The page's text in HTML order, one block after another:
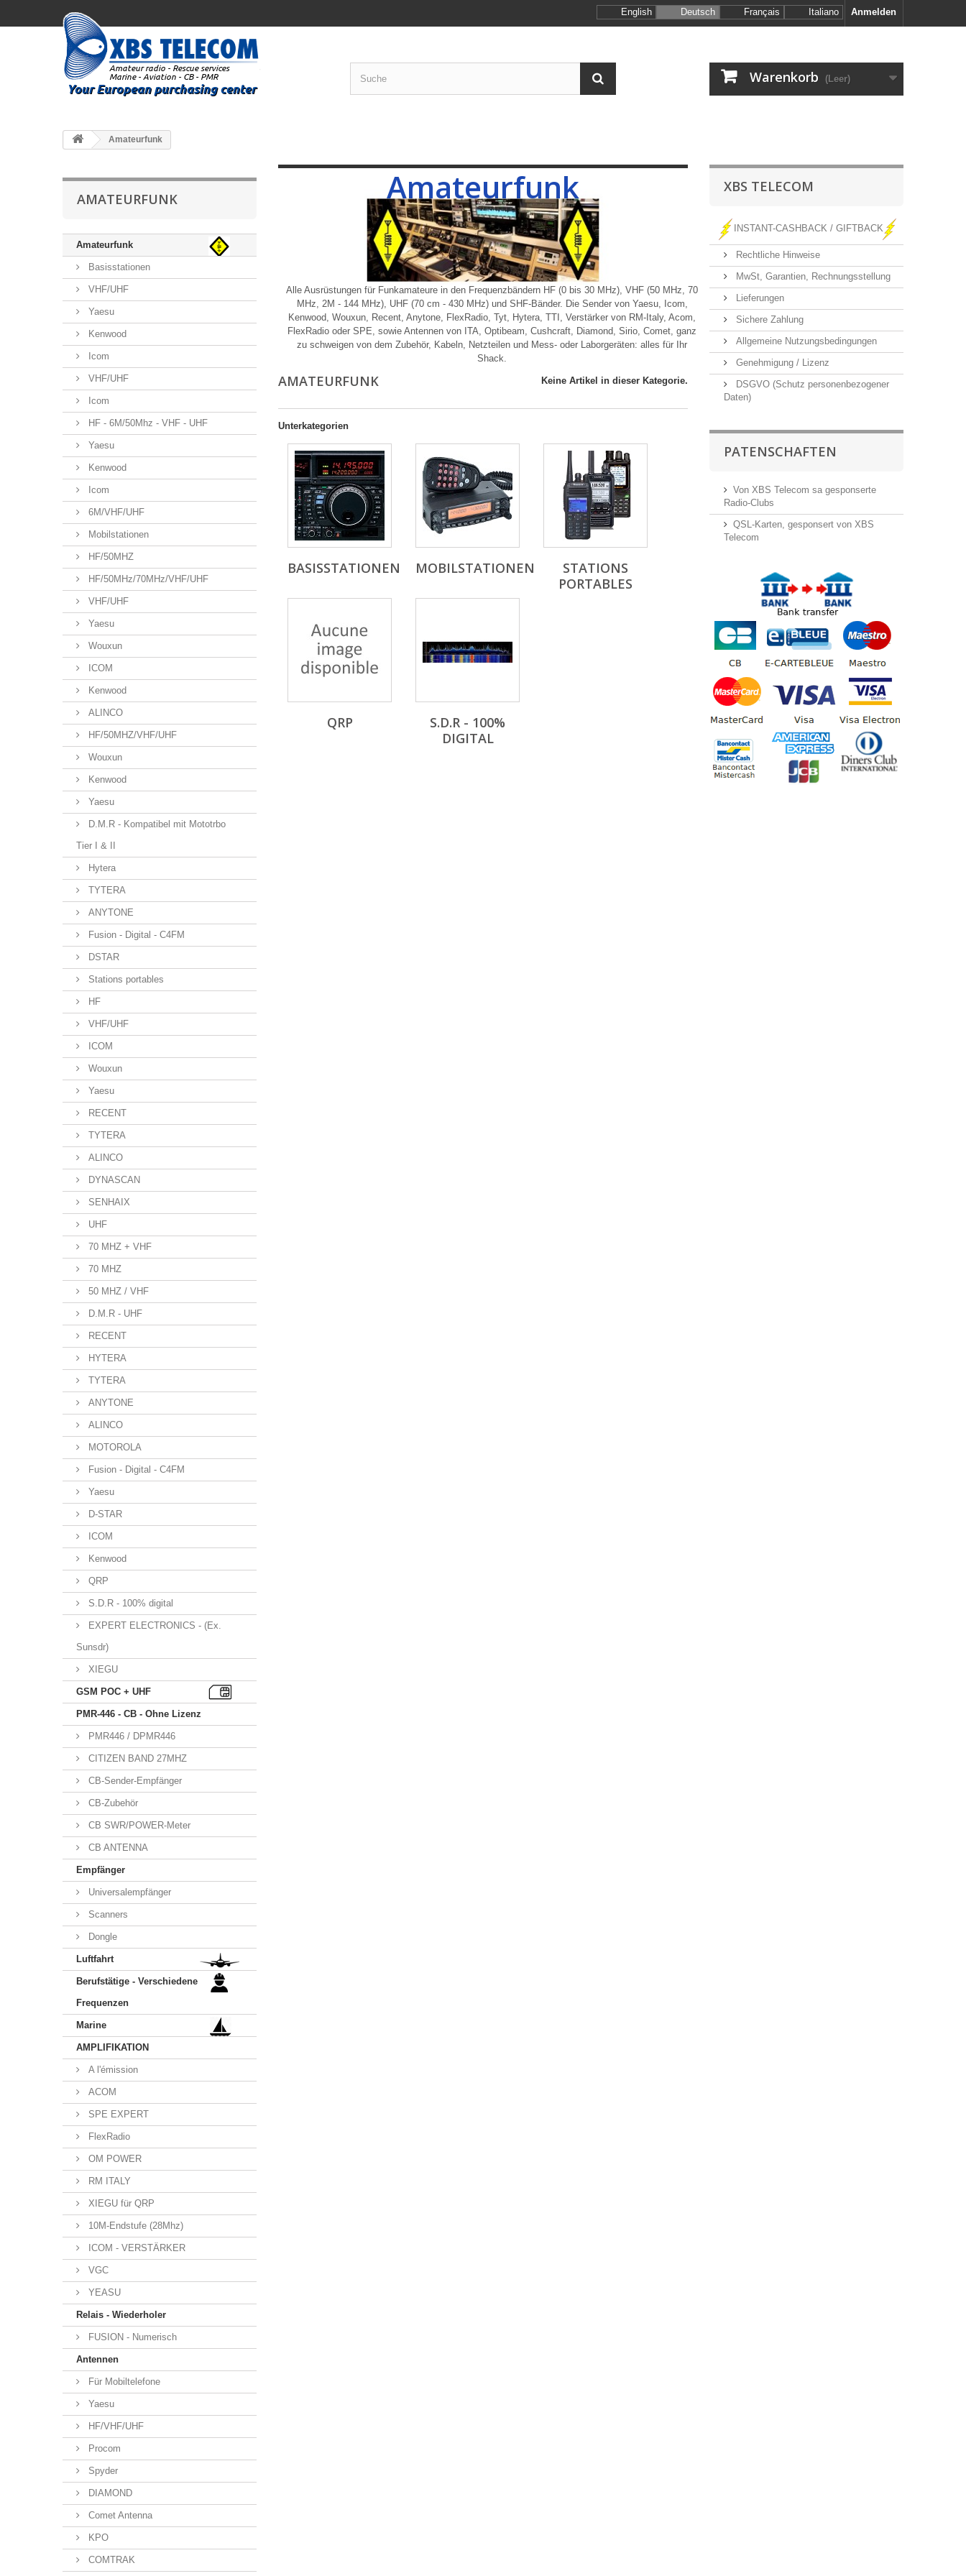
Anmelden
English Deutsch Français Italiano
Warenkorb (Leer)
Amateurfunk
AMATEURFUNK
Amateurfunk
Basisstationen
VHF/UHF
Yaesu
Kenwood
Icom
VHF/UHF
Icom
HF - 6M/50Mhz - VHF - UHF
Yaesu
Kenwood
Icom
6M/VHF/UHF
Mobilstationen
HF/50MHZ
HF/50MHz/70MHz/VHF/UHF
VHF/UHF
Yaesu
Wouxun
ICOM
Kenwood
ALINCO
HF/50MHZ/VHF/UHF
Wouxun
Kenwood
Yaesu
D.M.R - Kompatibel mit Mototrbo
Tier I & II
Hytera
TYTERA
ANYTONE
Fusion - Digital - C4FM
DSTAR
Stations portables
HF
VHF/UHF
ICOM
Wouxun
Yaesu
RECENT
TYTERA
ALINCO
DYNASCAN
SENHAIX
UHF
70 MHZ + VHF
70 MHZ
50 MHZ / VHF
D.M.R - UHF
RECENT
HYTERA
TYTERA
ANYTONE
ALINCO
MOTOROLA
Fusion - Digital - C4FM
Yaesu
D-STAR
ICOM
Kenwood
QRP
S.D.R - 100% digital
EXPERT ELECTRONICS - (Ex.
Sunsdr)
XIEGU
GSM POC + UHF
PMR-446 - CB - Ohne Lizenz
PMR446 / DPMR446
CITIZEN BAND 27MHZ
CB-Sender-Empfänger
CB-Zubehör
CB SWR/POWER-Meter
CB ANTENNA
Empfänger
Universalempfänger
Scanners
Dongle
Luftfahrt
Berufstätige - Verschiedene
Frequenzen
Marine
AMPLIFIKATION
A l'émission
ACOM
SPE EXPERT
FlexRadio
OM POWER
RM ITALY
XIEGU für QRP
10M-Endstufe (28Mhz)
ICOM - VERSTÄRKER
VGC
YEASU
Relais - Wiederholer
FUSION - Numerisch
Antennen
Für Mobiltelefone
Yaesu
HF/VHF/UHF
Procom
Spyder
DIAMOND
Comet Antenna
KPO
COMTRAK
Amateurfunk
Alle Ausrüstungen für Funkamateure in den Frequenzbändern HF (0 bis 30 MHz), VHF (50 MHz, 70
MHz, 2M - 144 MHz), UHF (70 cm - 430 MHz) und SHF-Bänder. Die Sender von Yaesu, Icom,
Kenwood, Wouxun, Recent, Anytone, FlexRadio, Tyt, Hytera, TTI, Verstärker von RM-Italy, Acom,
FlexRadio oder SPE, sowie Antennen von ITA, Optibeam, Cushcraft, Diamond, Sirio, Comet, ganz
zu schweigen von dem Zubehör, Kabeln, Netzteilen und Mess- oder Laborgeräten: alles für Ihr
Shack.
AMATEURFUNK Keine Artikel in dieser Kategorie.
Unterkategorien
BASISSTATIONEN MOBILSTATIONEN
STATIONS
PORTABLES
QRP
S.D.R - 100%
DIGITAL
XBS TELECOM
INSTANT-CASHBACK / GIFTBACK
Rechtliche Hinweise
MwSt, Garantien, Rechnungsstellung
Lieferungen
Sichere Zahlung
Allgemeine Nutzungsbedingungen
Genehmigung / Lizenz
DSGVO (Schutz personenbezogener
Daten)
PATENSCHAFTEN
Von XBS Telecom sa gesponserte
Radio-Clubs
QSL-Karten, gesponsert von XBS
Telecom